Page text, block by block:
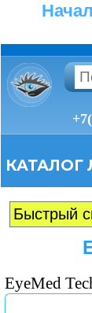
КАТАЛОГ
EyeMed